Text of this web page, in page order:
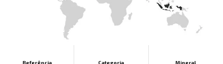
Referência Categoria Mineral